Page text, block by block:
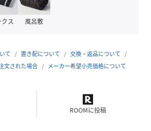
シワになりにくく、薄い素材感なのでさ
可愛らしすぎないおしゃれポイントに。
ある生地で夏も一枚で素敵ですが、秋に
トやライダース、ブーツなどで◎
能で、ネックに付けたりと様々なアレン
ス 風呂敷
て 置き配について
交換・返品について
文された場合
メーカー希望小売価格について
ROOMに投稿